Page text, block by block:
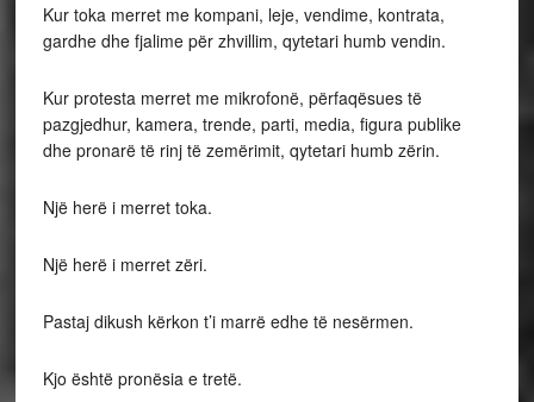
Kur toka merret me kompani, leje, vendime, kontrata,
gardhe dhe fjalime për zhvillim, qytetari humb vendin.
Kur protesta merret me mikrofonë, përfaqësues të
pazgjedhur, kamera, trende, parti, media, figura publike
dhe pronarë të rinj të zemërimit, qytetari humb zërin.
Një herë i merret toka.
Një herë i merret zëri.
Pastaj dikush kërkon t’i marrë edhe të nesërmen.
Kjo është pronësia e tretë.